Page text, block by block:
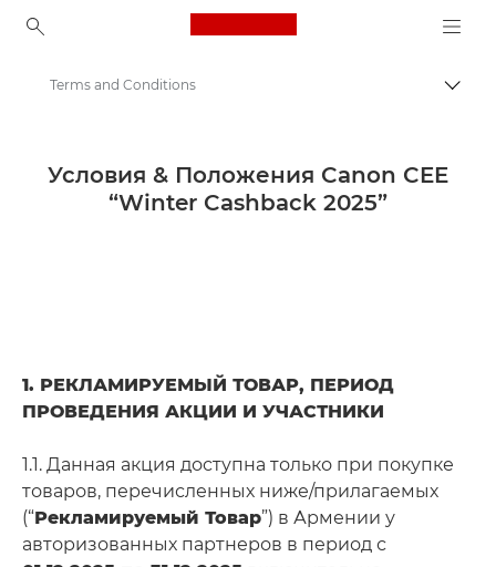
Canon Logo, back to
Кэшбэк Canon | Предложения | Скидки
Получите скидку до 150 €!
Terms and Conditions
Условия & Положения Canon CEE
“Winter Cashback 2025”
1. РЕКЛАМИРУЕМЫЙ ТОВАР, ПЕРИОД
ПРОВЕДЕНИЯ АКЦИИ И УЧАСТНИКИ
1.1. Данная акция доступна только при покупке
товаров, перечисленных ниже/прилагаемых
(“Рекламируемый Товар”) в Армении у
авторизованных партнеров в период с